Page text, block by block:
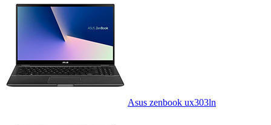
Asus zenbook ux303ln